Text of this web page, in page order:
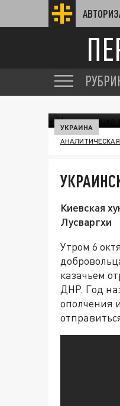
УКРАИНА
Киевская
Лусваргхи
Утром 6
казачьем
ДНР. Год
ополчения